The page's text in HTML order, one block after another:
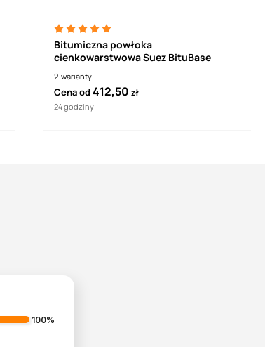
Bitumiczna powłoka
cienkowarstwowa Suez BituBase
2 warianty
Cena od412,50 zł
24 godziny
100%